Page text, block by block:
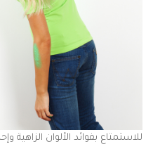
للاستمتاع بفوائد الألوان الزاهية